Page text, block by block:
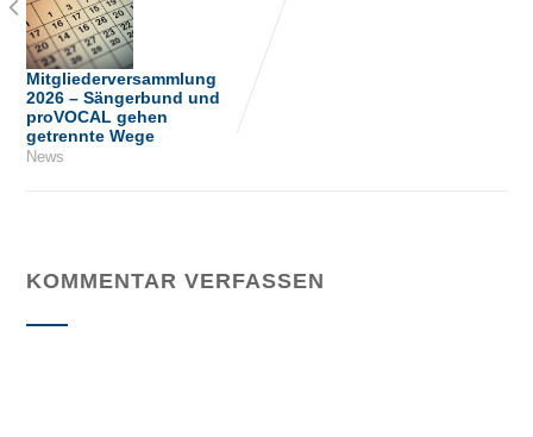
Mitgliederversammlung
2026 – Sängerbund und
proVOCAL gehen
getrennte Wege
News
KOMMENTAR VERFASSEN